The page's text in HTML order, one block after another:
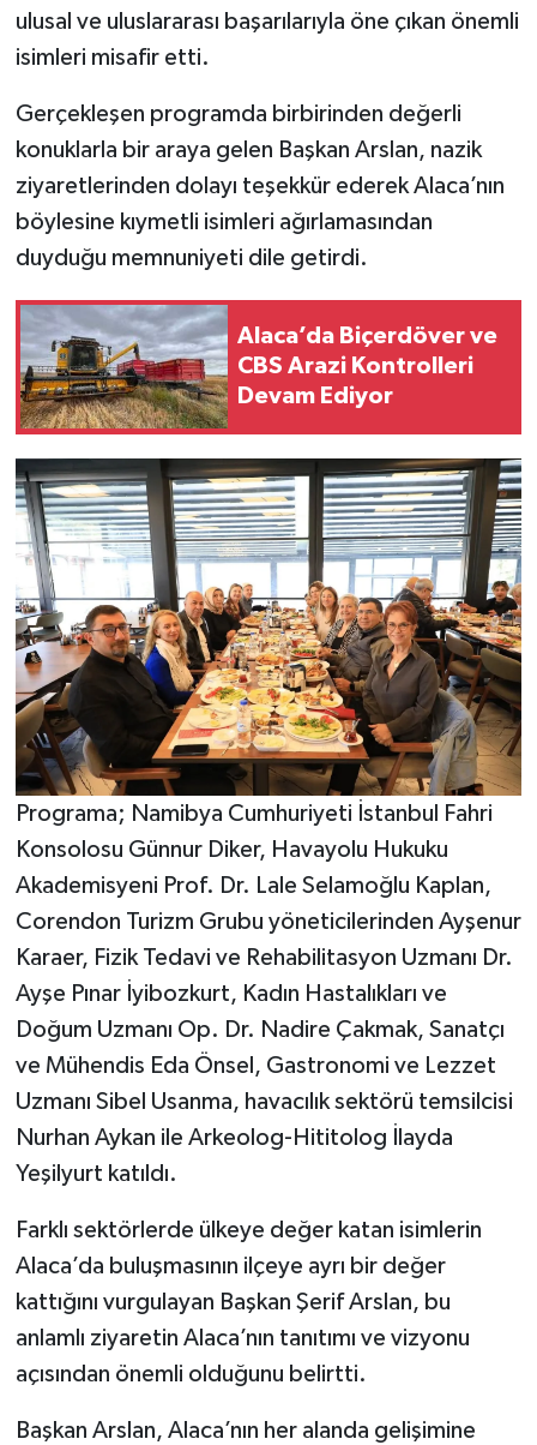
ulusal ve uluslararası başarılarıyla öne çıkan önemli
isimleri misafir etti.
Gerçekleşen programda birbirinden değerli
konuklarla bir araya gelen Başkan Arslan, nazik
ziyaretlerinden dolayı teşekkür ederek Alaca’nın
böylesine kıymetli isimleri ağırlamasından
duyduğu memnuniyeti dile getirdi.
Alaca’da Biçerdöver ve
CBS Arazi Kontrolleri
Devam Ediyor
Programa; Namibya Cumhuriyeti İstanbul Fahri
Konsolosu Günnur Diker, Havayolu Hukuku
Akademisyeni Prof. Dr. Lale Selamoğlu Kaplan,
Corendon Turizm Grubu yöneticilerinden Ayşenur
Karaer, Fizik Tedavi ve Rehabilitasyon Uzmanı Dr.
Ayşe Pınar İyibozkurt, Kadın Hastalıkları ve
Doğum Uzmanı Op. Dr. Nadire Çakmak, Sanatçı
ve Mühendis Eda Önsel, Gastronomi ve Lezzet
Uzmanı Sibel Usanma, havacılık sektörü temsilcisi
Nurhan Aykan ile Arkeolog-Hititolog İlayda
Yeşilyurt katıldı.
Farklı sektörlerde ülkeye değer katan isimlerin
Alaca’da buluşmasının ilçeye ayrı bir değer
kattığını vurgulayan Başkan Şerif Arslan, bu
anlamlı ziyaretin Alaca’nın tanıtımı ve vizyonu
açısından önemli olduğunu belirtti.
Başkan Arslan, Alaca’nın her alanda gelişimine